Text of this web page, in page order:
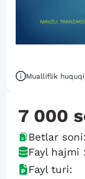
Mualliflik
7 000
Betlar soni:
Fayl hajmi :
Fayl turi: